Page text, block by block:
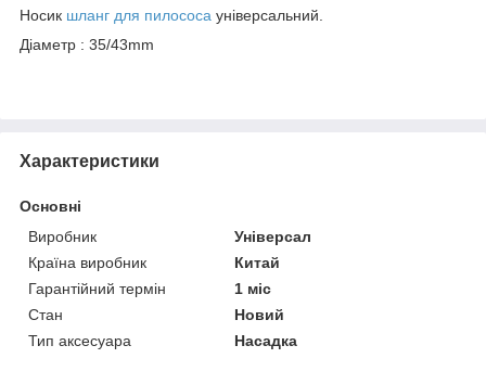
Носик шланг для пилососа універсальний.
Діаметр : 35/43mm
Характеристики
Основні
Виробник
Універсал
Країна виробник
Китай
Гарантійний термін
1 міс
Стан
Новий
Тип аксесуара
Насадка